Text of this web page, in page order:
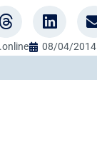
08/04/2014